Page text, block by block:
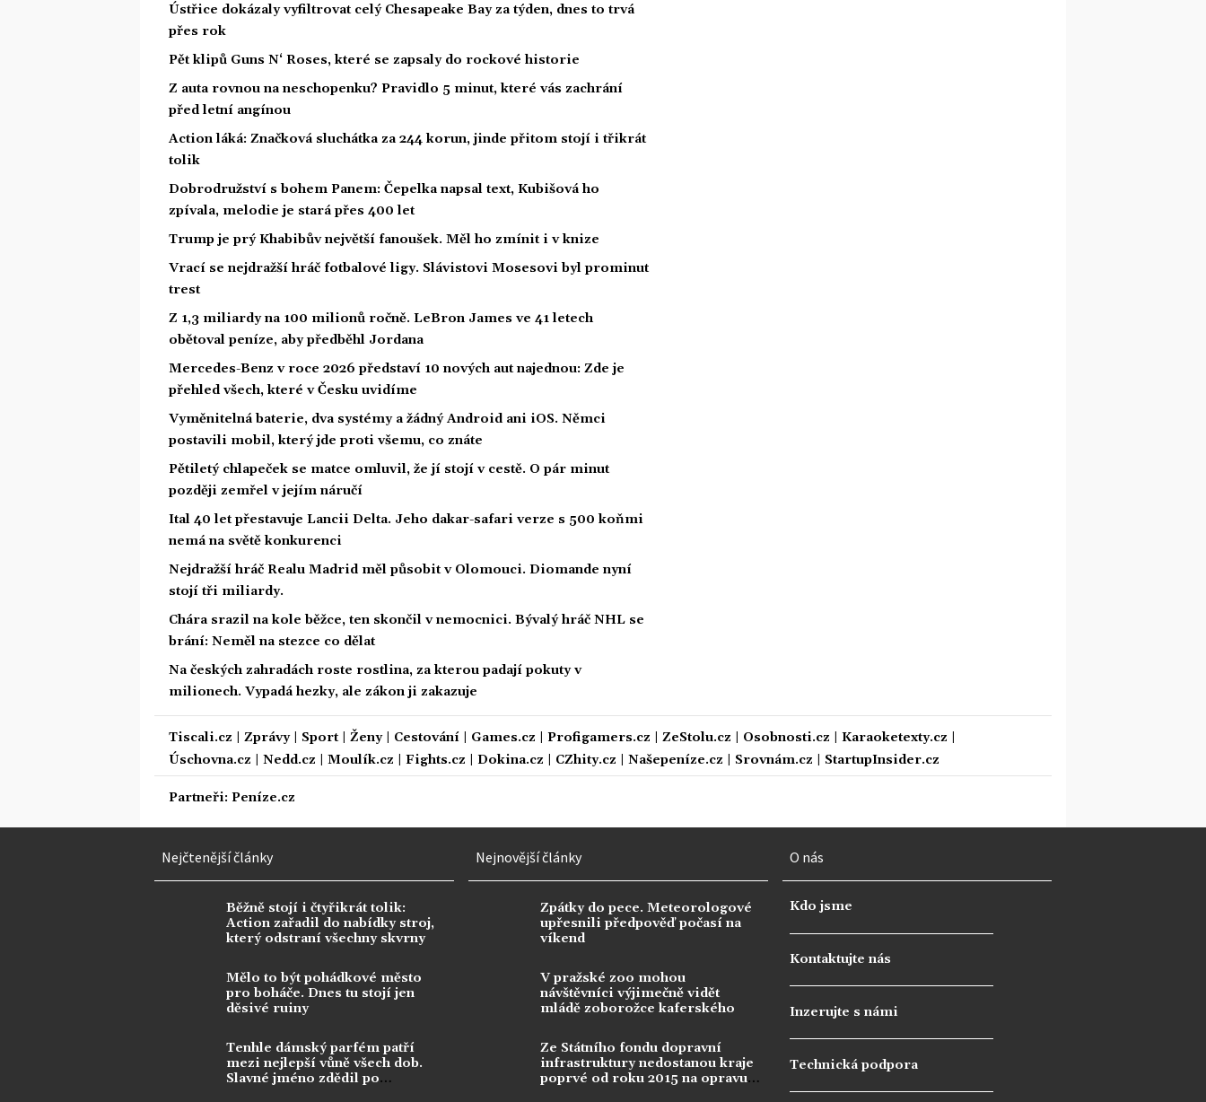
Ústřice dokázaly vyfiltrovat celý Chesapeake Bay za týden, dnes to trvá
přes rok
Pět klipů Guns N‘ Roses, které se zapsaly do rockové historie
Z auta rovnou na neschopenku? Pravidlo 5 minut, které vás zachrání
před letní angínou
Action láká: Značková sluchátka za 244 korun, jinde přitom stojí i třikrát
tolik
Dobrodružství s bohem Panem: Čepelka napsal text, Kubišová ho
zpívala, melodie je stará přes 400 let
Trump je prý Khabibův největší fanoušek. Měl ho zmínit i v knize
Vrací se nejdražší hráč fotbalové ligy. Slávistovi Mosesovi byl prominut
trest
Z 1,3 miliardy na 100 milionů ročně. LeBron James ve 41 letech
obětoval peníze, aby předběhl Jordana
Mercedes-Benz v roce 2026 představí 10 nových aut najednou: Zde je
přehled všech, které v Česku uvidíme
Vyměnitelná baterie, dva systémy a žádný Android ani iOS. Němci
postavili mobil, který jde proti všemu, co znáte
Pětiletý chlapeček se matce omluvil, že jí stojí v cestě. O pár minut
později zemřel v jejím náručí
Ital 40 let přestavuje Lancii Delta. Jeho dakar-safari verze s 500 koňmi
nemá na světě konkurenci
Nejdražší hráč Realu Madrid měl působit v Olomouci. Diomande nyní
stojí tři miliardy.
Chára srazil na kole běžce, ten skončil v nemocnici. Bývalý hráč NHL se
brání: Neměl na stezce co dělat
Na českých zahradách roste rostlina, za kterou padají pokuty v
milionech. Vypadá hezky, ale zákon ji zakazuje
Tiscali.cz Zprávy| Sport| Ženy| Cestování Games.cz Profigamers.cz ZeStolu.cz Osobnosti.cz Karaoketexty.cz
Úschovna.cz
Nedd.cz Moulík.cz Fights.cz Dokina.cz CZhity.cz Našepeníze.cz Srovnám.cz StartupInsider.cz
Partneři: Peníze.cz
Nejčtenější články
Běžně stojí i čtyřikrát tolik:
Action zařadil do nabídky stroj,
který odstraní všechny skvrny
Mělo to být pohádkové město
pro boháče. Dnes tu stojí jen
děsivé ruiny
Tenhle dámský parfém patří
mezi nejlepší vůně všech dob.
Slavné jméno zdědil po
Nejnovější články
Zpátky do pece. Meteorologové
upřesnili předpověď počasí na
víkend
V pražské zoo mohou
návštěvníci výjimečně vidět
mládě zoborožce kaferského
Ze Státního fondu dopravní
infrastruktury nedostanou kraje
poprvé od roku 2015 na opravu
O nás
Kdo jsme
Kontaktujte nás
Inzerujte s námi
Technická podpora